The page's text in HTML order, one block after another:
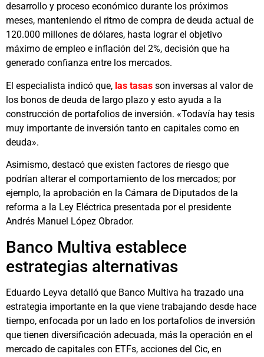
desarrollo y proceso económico durante los próximos
meses, manteniendo el ritmo de compra de deuda actual de
120.000 millones de dólares, hasta lograr el objetivo
máximo de empleo e inflación del 2%, decisión que ha
generado confianza entre los mercados.
El especialista indicó que, las tasas son inversas al valor de
los bonos de deuda de largo plazo y esto ayuda a la
construcción de portafolios de inversión. «Todavía hay tesis
muy importante de inversión tanto en capitales como en
deuda».
Asimismo, destacó que existen factores de riesgo que
podrían alterar el comportamiento de los mercados; por
ejemplo, la aprobación en la Cámara de Diputados de la
reforma a la Ley Eléctrica presentada por el presidente
Andrés Manuel López Obrador.
Banco Multiva establece
estrategias alternativas
Eduardo Leyva detalló que Banco Multiva ha trazado una
estrategia importante en la que viene trabajando desde hace
tiempo, enfocada por un lado en los portafolios de inversión
que tienen diversificación adecuada, más la operación en el
mercado de capitales con ETFs, acciones del Cic, en